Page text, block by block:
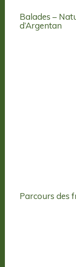
Balades –
d’Argentan
Parcours des